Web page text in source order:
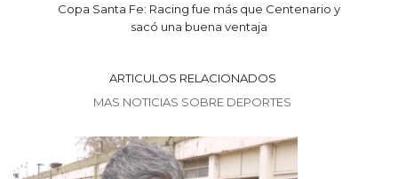
Copa Santa Fe: Racing fue más que Centenario y
sacó una buena ventaja
ARTICULOS RELACIONADOS
MAS NOTICIAS SOBRE DEPORTES